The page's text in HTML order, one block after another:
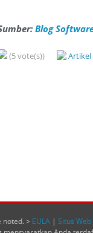
Blog
(5 vote(s))
noted. > EULA | Situs